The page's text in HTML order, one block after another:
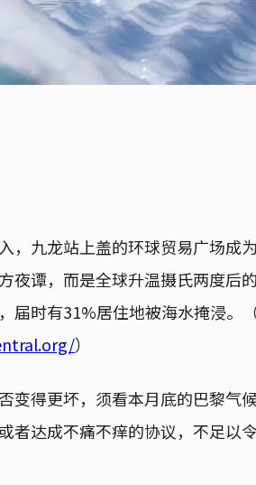
，九龙站上盖的环球贸易广场成
谭，而是全球升温摄氏两度后
届时有31%居住地被海水掩浸。
）
变得更坏，须看本月底的巴黎气
者达成不痛不痒的协议，不足以